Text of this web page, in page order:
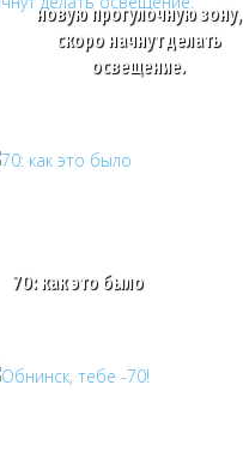
новую прогулочную зону,
скоро начнут делать
освещение.
70: как это было